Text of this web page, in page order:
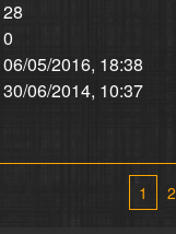
28
0
06/05/2016, 18:38
30/06/2014, 10:37
1 2